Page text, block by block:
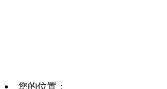
您的位置：